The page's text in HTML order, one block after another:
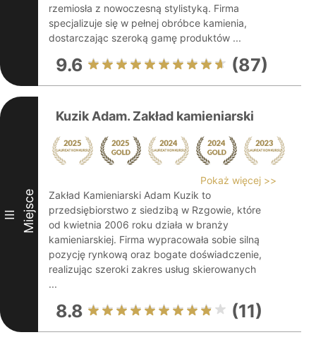
rzemiosła z nowoczesną stylistyką. Firma
specjalizuje się w pełnej obróbce kamienia,
dostarczając szeroką gamę produktów ...
9.6 (87)
III Miejsce
Kuzik Adam. Zakład kamieniarski
Pokaż więcej >>
Zakład Kamieniarski Adam Kuzik to
przedsiębiorstwo z siedzibą w Rzgowie, które
od kwietnia 2006 roku działa w branży
kamieniarskiej. Firma wypracowała sobie silną
pozycję rynkową oraz bogate doświadczenie,
realizując szeroki zakres usług skierowanych
...
8.8 (11)